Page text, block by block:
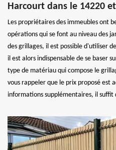
Harcourt dans le 14220
Les propriétaires des immeubles ont
opérations qui se font au niveau des
des grillages, il est possible d'utiliser
il est alors indispensable de se baser
type de matériau qui compose le
vous rappeler que le prix proposé est
informations supplémentaires, il suffit